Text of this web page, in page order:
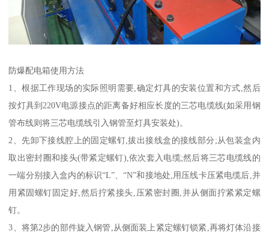
防爆配电箱使用方法
1、根据工作现场的实际照明需要,确定灯具的安装位置和方式,然后
按灯具到220V电源接点的距离备好相应长度的三芯电缆线(如采用钢
管布线则将三芯电缆线引入钢管至灯具安装处)。
2、先卸下接线腔上的固定螺钉,拔出接线盒的接线部分;从包装盒内
取出密封圈和接头(带紧定螺钉),依次套入电缆;然后将三芯电缆线的
一端分别接入盒内的标识“L”、“N”和接地处,用压线卡压紧电缆后,并
用紧固螺钉固定好,然后拧紧接头,压紧密封圈,并从侧面拧紧紧定螺
钉。
3、将第2步的部件旋入钢管,从侧面装上紧定螺钉锁紧,再将灯体沿接